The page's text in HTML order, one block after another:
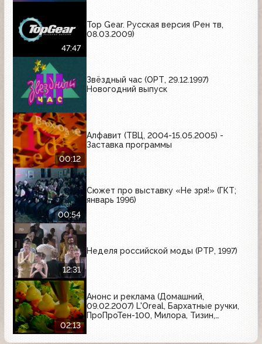
47:47
Top Gear. Русская версия (Рен тв,
08.03.2009)
Звёздный час (ОРТ, 29.12.1997)
Новогодний выпуск
00:12
Алфавит (ТВЦ, 2004-15.05.2005) -
Заставка программы
00:54
Сюжет про выставку «Не зря!» (ГКТ;
январь 1996)
12:31
Неделя российской моды (РТР, 1997)
02:13
Анонс и реклама (Домашний,
09.02.2007) L'Oreal, Бархатные ручки,
ПроПроТен-100, Милора, Тизин,